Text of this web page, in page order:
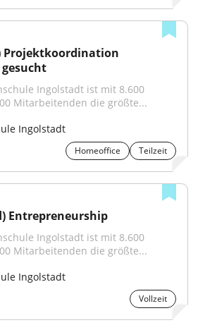
Projektkoordination
Ingolstadt ist mit 8.600
Mitarbeitenden die größte...
Ingolstadt
Homeoffice Teilzeit
Entrepreneurship
Ingolstadt ist mit 8.600
Mitarbeitenden die größte...
Ingolstadt
Vollzeit